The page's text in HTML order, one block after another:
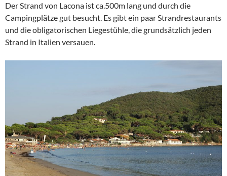
Der Strand von Lacona ist ca.500m lang und durch die
Campingplätze gut besucht. Es gibt ein paar Strandrestaurants
und die obligatorischen Liegestühle, die grundsätzlich jeden
Strand in Italien versauen.